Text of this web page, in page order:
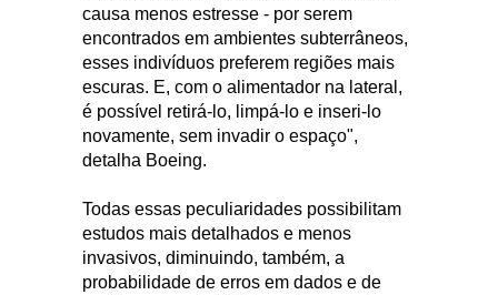
causa menos estresse - por serem
encontrados em ambientes subterrâneos,
esses indivíduos preferem regiões mais
escuras. E, com o alimentador na lateral,
é possível retirá-lo, limpá-lo e inseri-lo
novamente, sem invadir o espaço",
detalha Boeing.
Todas essas peculiaridades possibilitam
estudos mais detalhados e menos
invasivos, diminuindo, também, a
probabilidade de erros em dados e de